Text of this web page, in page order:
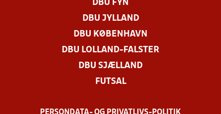
DBU FYN
DBU JYLLAND
DBU KØBENHAVN
DBU LOLLAND-FALSTER
DBU SJÆLLAND
FUTSAL